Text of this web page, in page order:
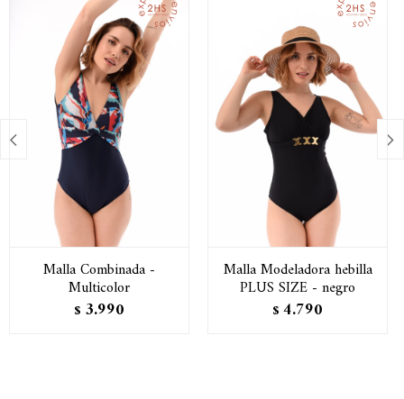
Malla Combinada -
Multicolor
$ 3.990
Malla Modeladora hebilla
PLUS SIZE - negro
$ 4.790
 